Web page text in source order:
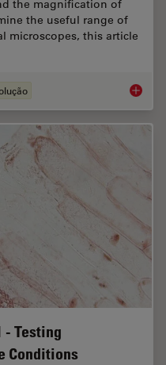
the magnification of
the useful range of
microscopes, this article
- Testing
Conditions